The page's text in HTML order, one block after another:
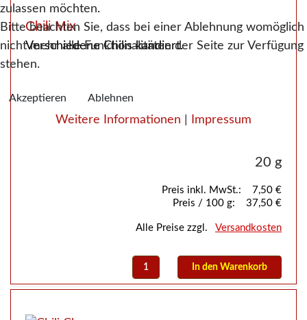
Chili Mix
Verschiedene Chilis kandiert.
20 g
Preis inkl. MwSt.:
7,50 €
Preis / 100 g:
37,50 €
Alle Preise zzgl. Versandkosten
zulassen möchten.
Bitte beachten Sie, dass bei einer Ablehnung womöglich
nicht mehr alle Funktionalitäten der Seite zur Verfügung
stehen.
Akzeptieren Ablehnen
Weitere Informationen Impressum